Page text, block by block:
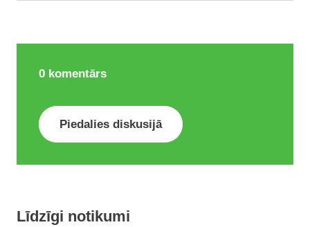
0 komentārs
Piedalies diskusijā
Līdzīgi notikumi